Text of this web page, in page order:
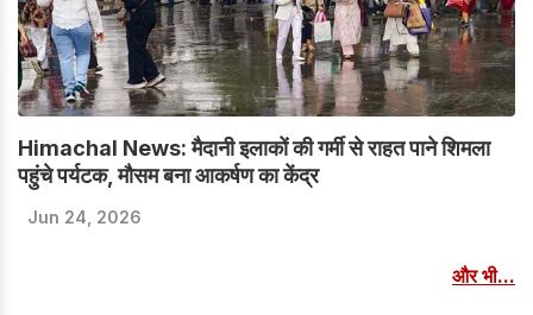
Himachal News: मैदानी इलाकों की गर्मी से राहत पाने शिमला
पहुंचे पर्यटक, मौसम बना आकर्षण का केंद्र
Jun 24, 2026
और भी...